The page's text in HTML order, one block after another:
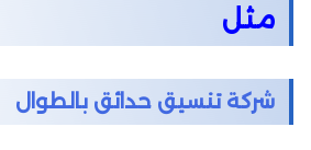
مثل
شركة تنسيق حدائق بالطوال